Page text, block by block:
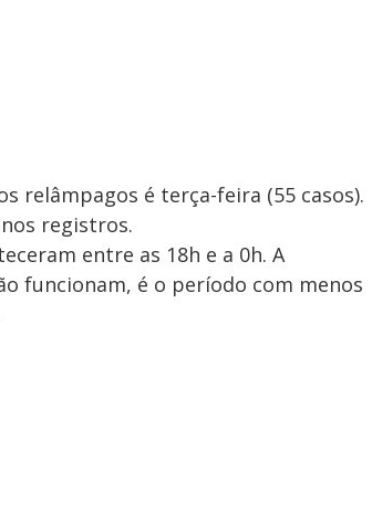
relâmpagos é terça-feira (55 casos).
registros.
entre as 18h e a 0h. A
funcionam, é o período com menos